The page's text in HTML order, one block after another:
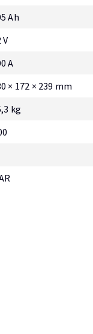
Ah
V
A
× 172 × 239 mm
kg